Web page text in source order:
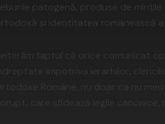
nebunie patogenă, produse de